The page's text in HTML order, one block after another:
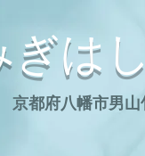
京都府八幡市男山
ぎは